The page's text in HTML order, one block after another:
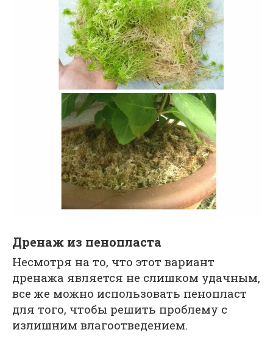
Дренаж из пенопласта
Несмотря на то, что этот вариант
дренажа является не слишком удачным,
все же можно использовать пенопласт
для того, чтобы решить проблему с
излишним влагоотведением.